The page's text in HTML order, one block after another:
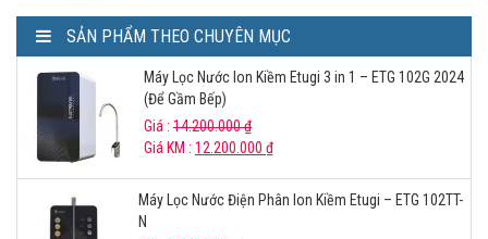
SẢN PHẨM THEO CHUYÊN MỤC
Máy Lọc Nước Ion Kiềm Etugi 3 in 1 – ETG 102G 2024
(Để Gầm Bếp)
Giá : 14.200.000₫
Giá KM : 12.200.000 ₫
Máy Lọc Nước Điện Phân Ion Kiềm Etugi – ETG 102TT-
N